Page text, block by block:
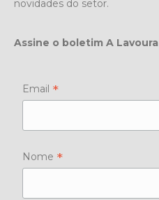
novidades do setor.
Assine o boletim A Lavoura
Email *
Nome *